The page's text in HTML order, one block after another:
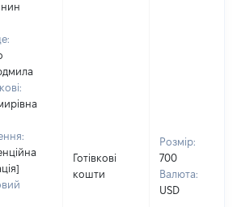
Готівкові
кошти
Розмір:
700
Валюта:
USD